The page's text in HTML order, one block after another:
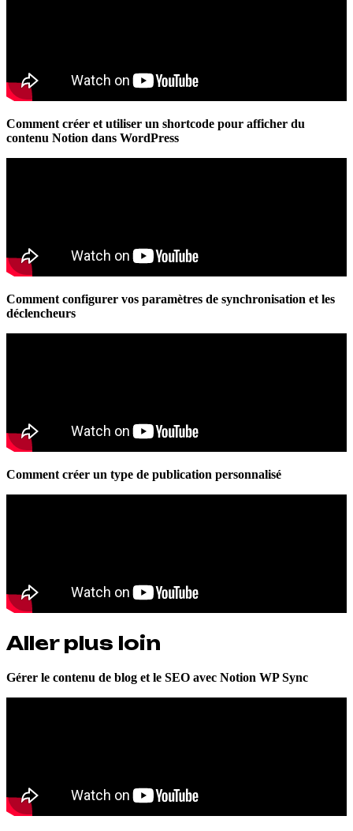
Comment créer et utiliser un shortcode pour afficher du
contenu Notion dans WordPress
Comment configurer vos paramètres de synchronisation et les
déclencheurs
Comment créer un type de publication personnalisé
Aller plus loin
Gérer le contenu de blog et le SEO avec Notion WP Sync